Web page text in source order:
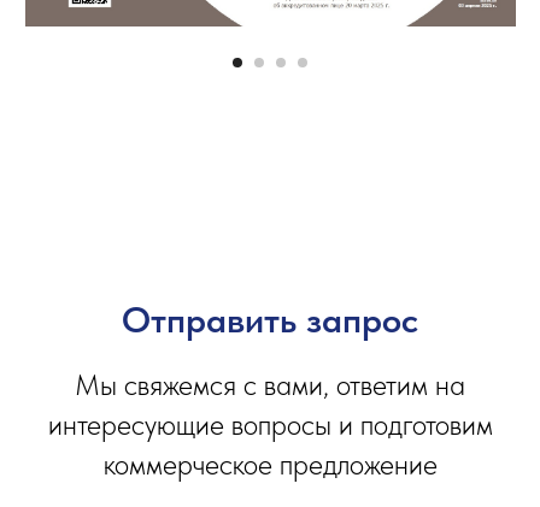
Отправить запрос
Мы свяжемся с вами, ответим на
интересующие вопросы и подготовим
коммерческое предложение